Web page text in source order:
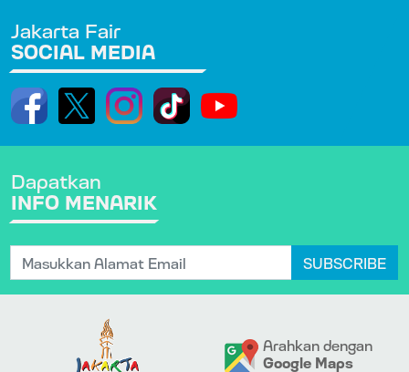
Jakarta Fair
SOCIAL MEDIA
Dapatkan
INFO MENARIK
SUBSCRIBE
Arahkan dengan
Google Maps